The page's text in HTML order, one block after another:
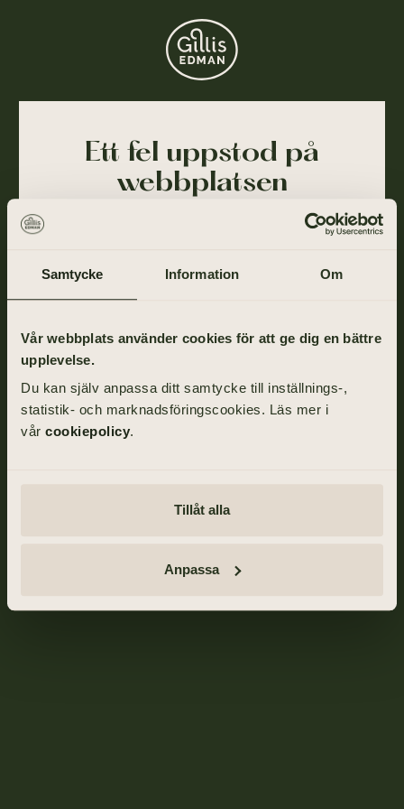
Samtycke Information Om
Vår webbplats använder cookies för att ge dig en bättre
upplevelse.
Du kan själv anpassa ditt samtycke till inställnings-,
statistik- och marknadsföringscookies. Läs mer i
vår cookiepolicy.
Tillåt alla
Anpassa
Ett fel uppstod på
webbplatsen
Ajdå! Vår webbplats stötte på ett tillfälligt fel och
rapporterat till oss och vi arbetar på att lösa det så
Gå tillbaka till startsidan om du vill fortsätta ditt
besök eller ring oss på
031-355 40 00
TILL STARTSIDAN